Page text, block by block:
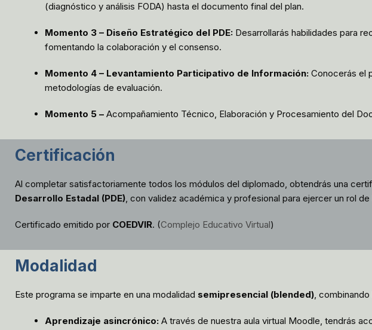
(diagnóstico y análisis FODA) hasta el documento final del plan.
Momento 3 – Diseño Estratégico del PDE: Desarrollarás habilidades para
fomentando la colaboración y el consenso.
Momento 4 – Levantamiento Participativo de Información: Conocerás el
metodologías de evaluación.
Momento 5 – Acompañamiento Técnico, Elaboración y Procesamiento del
Certificación
Al completar satisfactoriamente todos los módulos del diplomado, obtendrás una
Desarrollo Estadal (PDE), con validez académica y profesional para ejercer un rol
Certificado emitido por COEDVIR. (Complejo Educativo Virtual)
Modalidad
Este programa se imparte en una modalidad semipresencial (blended),
Aprendizaje asincrónico: A través de nuestra aula virtual Moodle, tendrás